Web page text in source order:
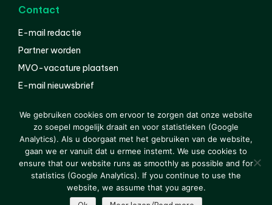
Contact
E-mail redactie
Partner worden
MVO-vacature plaatsen
E-mail nieuwsbrief
© 2000-2026 Van der Molen EIS Colofon
Disclaimer
Privacy
We gebruiken cookies om ervoor te zorgen dat onze website
zo soepel mogelijk draait en voor statistieken (Google
Analytics). Als u doorgaat met het gebruiken van de website,
gaan we er vanuit dat u ermee instemt. We use cookies to
ensure that our website runs as smoothly as possible and for
statistics (Google Analytics). If you continue to use the
website, we assume that you agree.